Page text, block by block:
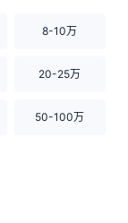
8-10万
20-25万
50-100万